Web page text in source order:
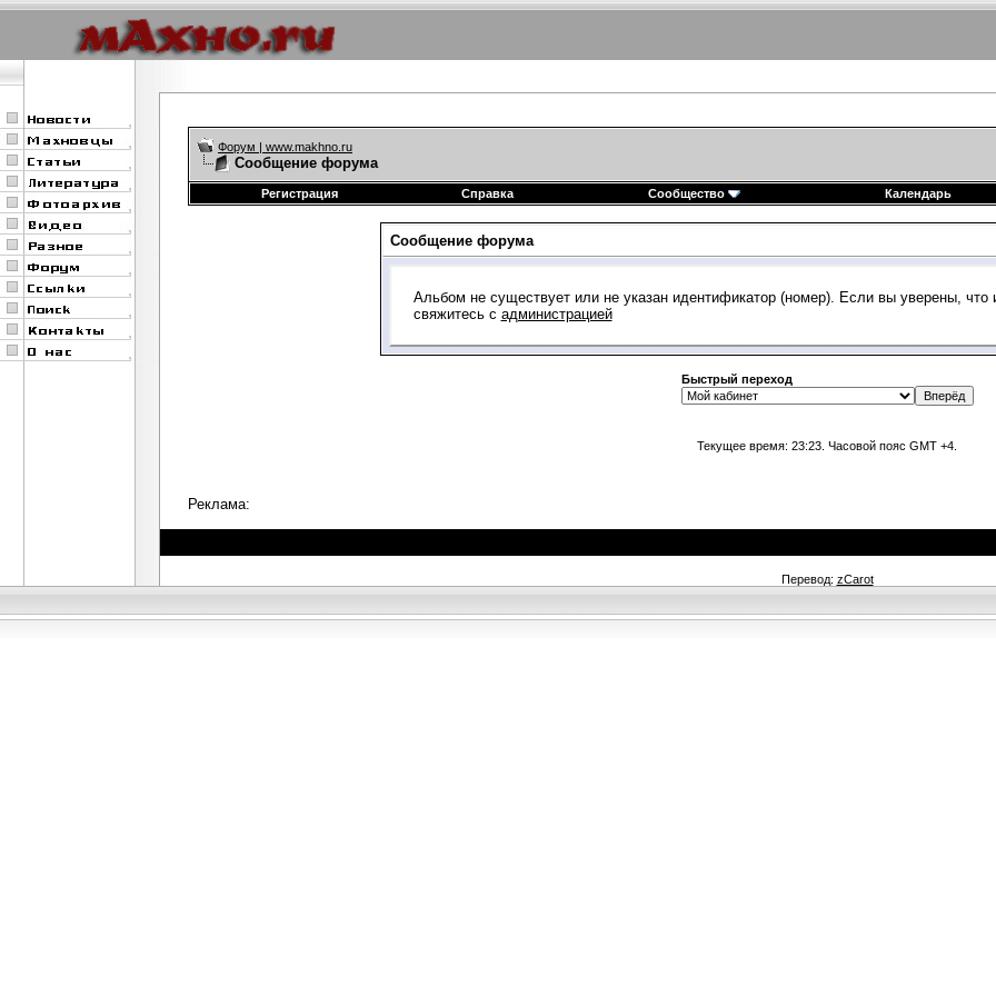
Форум | www.makhno.ru
Сообщение форума
Регистрация
Справка Сообщество Календарь
Сообщение форума
Альбом не существует или не указан идентификатор (номер). Если вы уверены, что
свяжитесь с администрацией
Быстрый переход
Текущее время: 23:23 . Часовой пояс GMT +4.
Реклама:
Перевод: zCarot